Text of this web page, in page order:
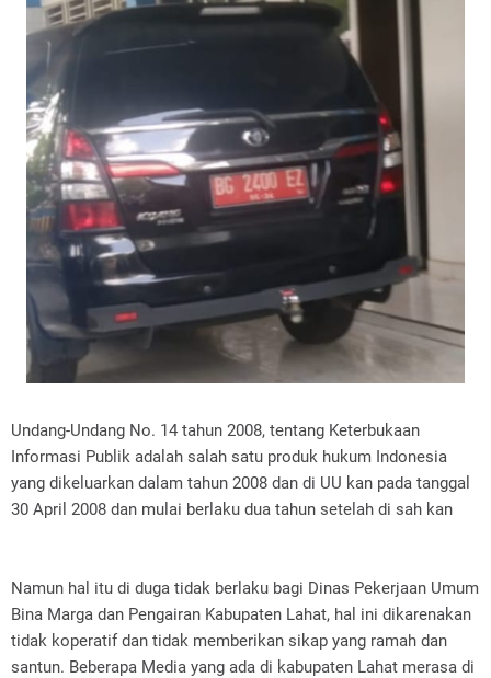
Undang-Undang No. 14 tahun 2008, tentang Keterbukaan
Informasi Publik adalah salah satu produk hukum Indonesia
yang dikeluarkan dalam tahun 2008 dan di UU kan pada tanggal
30 April 2008 dan mulai berlaku dua tahun setelah di sah kan
Namun hal itu di duga tidak berlaku bagi Dinas Pekerjaan Umum
Bina Marga dan Pengairan Kabupaten Lahat, hal ini dikarenakan
tidak koperatif dan tidak memberikan sikap yang ramah dan
santun. Beberapa Media yang ada di kabupaten Lahat merasa di